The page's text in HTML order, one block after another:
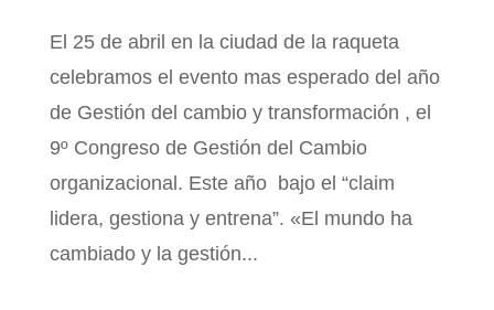
El 25 de abril en la ciudad de la raqueta
celebramos el evento mas esperado del año
de Gestión del cambio y transformación , el
9º Congreso de Gestión del Cambio
organizacional. Este año bajo el “claim
lidera, gestiona y entrena”. «El mundo ha
cambiado y la gestión...